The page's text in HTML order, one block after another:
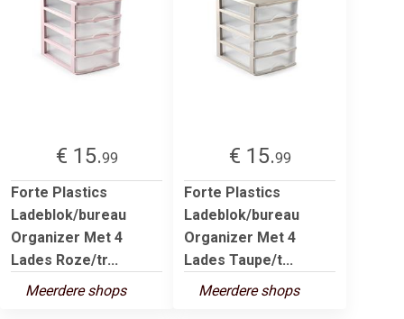
€ 15.99
Forte Plastics
Ladeblok/bureau
Organizer Met 4
Lades Roze/tr...
Meerdere shops
€ 15.99
Forte Plastics
Ladeblok/bureau
Organizer Met 4
Lades Taupe/t...
Meerdere shops